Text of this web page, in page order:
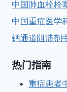
中国肺血栓栓
中国重症医学
钙通道阻滞剂
热门指南
重症患者